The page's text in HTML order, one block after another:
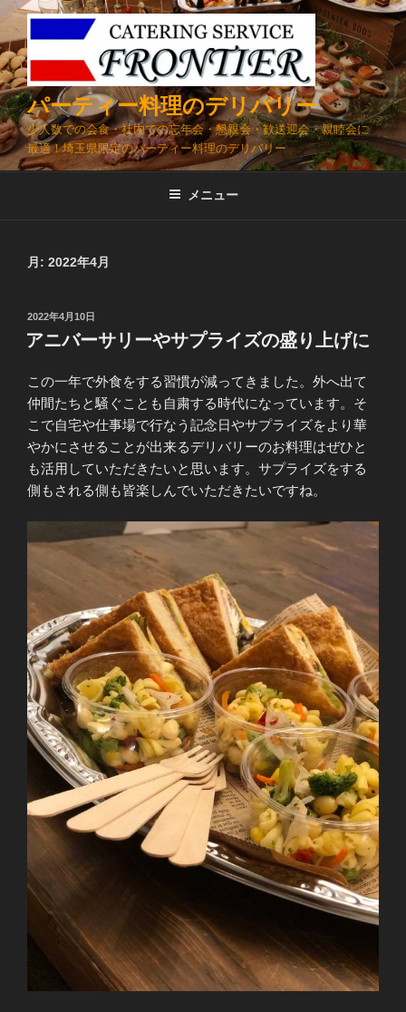
コ
テ
ン
ツ
へ
ス
キ
パーティー料理のデリバリー
少人数での会食・社内での忘年会・懇親会・歓送迎会・親睦会に
最適！埼玉県限定のパーティー料理のデリバリー
メニュー
月: 2022年4月
投
稿
日:
2022年4月10日
アニバーサリーやサプライズの盛り上げに
この一年で外食をする習慣が減ってきました。外へ出て
仲間たちと騒ぐことも自粛する時代になっています。そ
こで自宅や仕事場で行なう記念日やサプライズをより華
やかにさせることが出来るデリバリーのお料理はぜひと
も活用していただきたいと思います。サプライズをする
側もされる側も皆楽しんでいただきたいですね。